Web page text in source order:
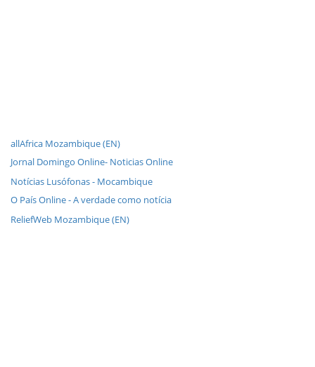
allAfrica Mozambique (EN)
Jornal Domingo Online- Noticias Online
Notícias Lusófonas - Mocambique
O País Online - A verdade como notícia
ReliefWeb Mozambique (EN)